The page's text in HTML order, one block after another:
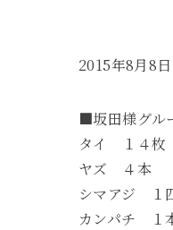
2015年8月8
■坂田様グル
タイ １４枚
ヤズ ４本
シマアジ １
カンパチ １